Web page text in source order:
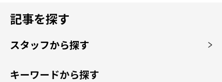
記事を探す
スタッフから探す
キーワードから探す